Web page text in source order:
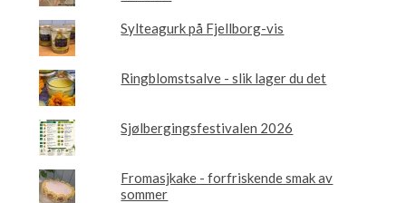
Sylteagurk på Fjellborg-vis
Ringblomstsalve - slik lager du det
Sjølbergingsfestivalen 2026
Fromasjkake - forfriskende smak av
sommer